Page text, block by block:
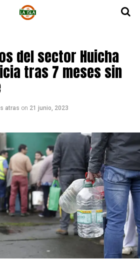
del sector Huicha
tras 7 meses sin
atras on 21 junio, 2023